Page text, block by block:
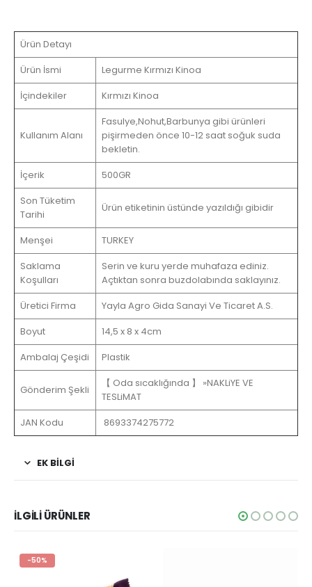
Ürün Detayı
Ürün İsmi
Legurme Kırmızı Kinoa
İçindekiler
Kırmızı Kinoa
Kullanım Alanı
Fasulye,Nohut,Barbunya gibi ürünleri
pişirmeden önce 10-12 saat soğuk suda
bekletin.
İçerik
500GR
Son Tüketim
Tarihi
Ürün etiketinin üstünde yazıldığı gibidir
Menşei
TURKEY
Saklama
Koşulları
Serin ve kuru yerde muhafaza ediniz.
Açtıktan sonra buzdolabında saklayınız.
Üretici Firma
Yayla Agro Gida Sanayi Ve Ticaret A.S.
Boyut
14,5 x 8 x 4cm
Ambalaj Çeşidi
Plastik
Gönderim Şekli
【 Oda sıcaklığında 】 »NAKLiYE VE
TESLiMAT
JAN Kodu
8693374275772
EK BİLGİ
İLGİLİ ÜRÜNLER
-50%